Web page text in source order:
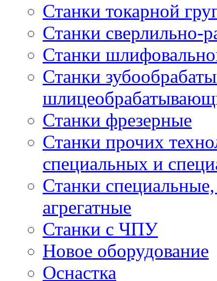
Станки токарной
Станки сверлильно-
Станки
Станки
Станки фрезерные
Станки прочих
специальных и
Станки
агрегатные
Станки с ЧПУ
Новое оборудование
Оснастка